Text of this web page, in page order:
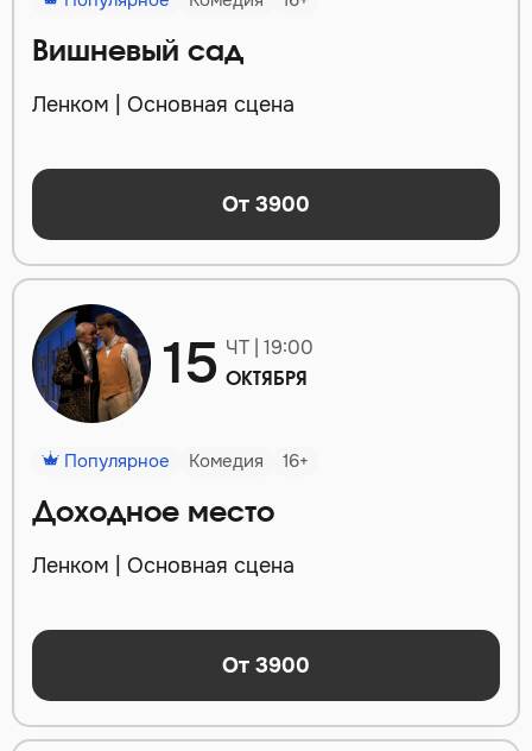
Вишневый сад
Ленком | Основная сцена
От 3900
15 ЧТ | 19:00
ОКТЯБРЯ
Популярное Комедия 16+
Доходное место
Ленком | Основная сцена
От 3900